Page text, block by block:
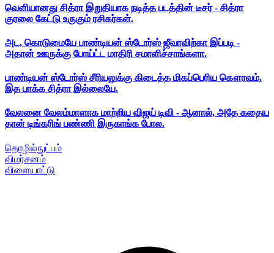
வெளியானது சித்ரா இறுதியாக நடித்த படத்தின் டீசர் - சித்ரா
குரலை கேட்டு உருகும் ரசிகர்கள்.
அட, கொடுமையே பாண்டியன் ஸ்டோர்ஸ் ஜீவாவிற்கா இப்படி -
அதான் ஊருக்கு போய்ட்ட மாதிரி சமாளிச்சாங்களா.
பாண்டியன் ஸ்டோர்ஸ் சீரியலுக்கு கிடைத்த மிகப்பெரிய கௌரவம்.
இத பாக்க சித்ரா இல்லையே.
வேலனை வேலம்மாளாக மாற்றிய விஜய் டிவி - ஆனால், அதே கதைய
தான் டிங்கரிங் பண்ணி இருகாங்க போல.
தொழில்நுட்பம்
விமர்சனம்
விளையாட்டு